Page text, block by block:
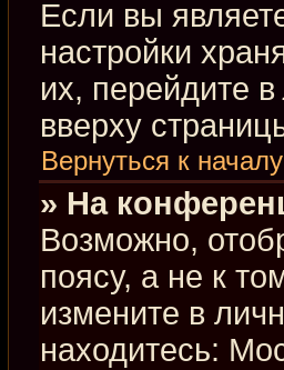
Если вы
настройки
их, перейдите в
вверху
Вернуться к началу
» На
Возможно,
поясу, а не к
измените в
находитесь: